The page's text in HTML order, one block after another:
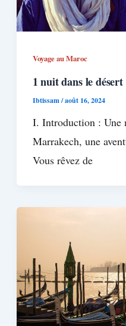
Voyage au Maroc
1 nuit dans le
Ibtissam/août 16, 2024
I. Introduction : Une
Marrakech, une
Vous rêvez de